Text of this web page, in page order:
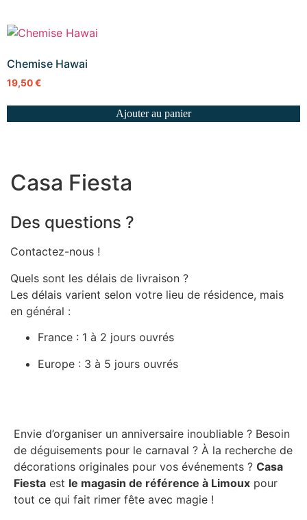
Chemise Hawai
19,50€
Ajouter au panier
Casa Fiesta
Des questions ?
Contactez-nous !
Quels sont les délais de livraison ?
Les délais varient selon votre lieu de résidence, mais
en général :
France : 1 à 2 jours ouvrés
Europe : 3 à 5 jours ouvrés
Envie d’organiser un anniversaire inoubliable ? Besoin
de déguisements pour le carnaval ? À la recherche de
décorations originales pour vos événements ? Casa
Fiesta est le magasin de référence à Limoux pour
tout ce qui fait rimer fête avec magie !